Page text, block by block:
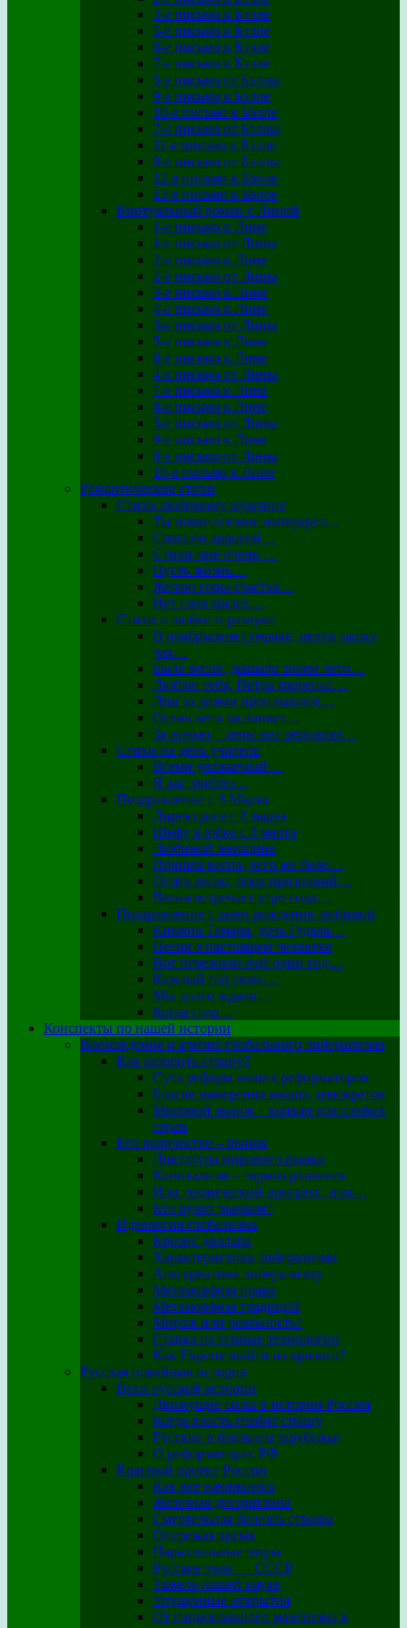
3-е письмо к Бэлле
5-е письмо к Бэлле
6-е письмо к Бэлле
7-е письмо к Бэлле
5-е письмо от Бэллы
9-е письмо к Бэлле
10-е письмо к Бэлле
7-е письмо от Бэллы
11-е письмо к Бэлле
8-е письмо от Бэллы
12-е письмо к Бэлле
13-е письмо к Бэлле
Виртуальный роман с Линой
1-е письмо к Лине
1-е письмо от Лины
2-е письмо к Лине
2-е письмо от Лины
3-е письмо к Лине
4-е письмо к Лине
3-е письмо от Лины
5-е письмо к Лине
6-е письмо к Лине
4-е письмо от Лины
7-е письмо к Лине
8-е письмо к Лине
5-е письмо от Лины
9-е письмо к Лине
6-е письмо от Лины
10-е письмо к Лине
Романтические стихи
Стихи любимому мужчине
Ты появился мне наперерез…
Спасибо дорогой…
Стихи мне очень …
Пусть жизнь…
Желаю горы счастья…
Нет слов милее…
Стихи о любви и разлуке
В ноябрьском сумраке, целуя чашку
чая…
Была весна, дышало зноем лето…
Люблю тебя, Петра творенье…
Дни за днями проплывают…
Осень лето заслоняет…
За ночью – день: вот результат…
Стихи на день учителя
Всеми уважаемый…
Я вас люблю…
Поздравление с 8 Марта
Директрисе с 8 марта
Шефу в юбке с 8 марта
Любимой женщине
Пришла весна, чего же боле…
Опять весна, пора признаний…
Весна встречает утро года…
Поздравление с днем рождения любимой
Княжна Тамара, дочь Гудала…
Песня о настоящем человеке
Вот пережили ещё один год…
Каждый год сюда…
Мы долго ждали…
Когда года…
Конспекты по нашей истории
Восхождение и кризис глобального либерализма
Как разорить страну?
Суть реформ наших реформаторов
Благие намерения наших демократов
Мировой рынок – капкан для слабых
стран
Его величество – рынок
Диктатура мирового рынка
Капитализм – тормоз развития
Или технический прогресс, или…
Кто рулит рынком?
Идеология глобализма
Кризис доллара
Характеристика либерализма
Альтернатива либерализму
Метаморфоза права
Метаморфоза традиций
Мираж или реальность?
Ставка на генные технологии
Как Европе выйти из кризиса?
Русская новейшая история
Вехи русской истории
Движущие силы в истории России
Когда власть грабит страну
Русские в ближнем зарубежье
О реформаторах РФ
Красный проект России
Как все начиналось
Железная дисциплина
Смертельная болезнь страны
Опережая время
Параллельные миры
Русское чудо — СССР
Тяжело нашей науке
Упущенные открытия
От национального мазохизма к